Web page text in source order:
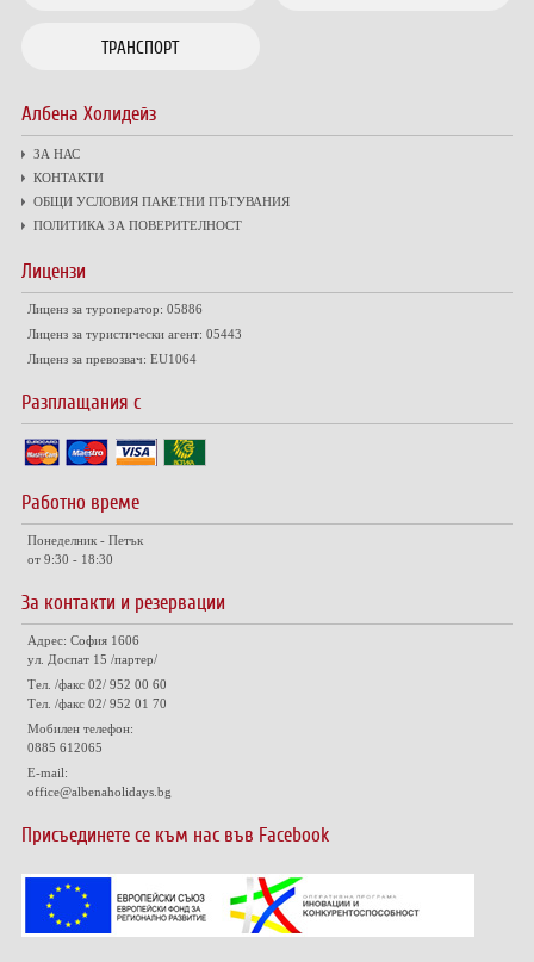
ТРАНСПОРТ
Албена Холидейз
ЗА НАС
КОНТАКТИ
ОБЩИ УСЛОВИЯ ПАКЕТНИ ПЪТУВАНИЯ
ПОЛИТИКА ЗА ПОВЕРИТЕЛНОСТ
Лицензи
Лиценз за туроператор: 05886
Лиценз за туристически агент: 05443
Лиценз за превозвач: EU1064
Разплащания с
Работно време
Понеделник - Петък
от 9:30 - 18:30
За контакти и резервации
Адрес: София 1606
ул. Доспат 15 /партер/
Тел. /факс 02/ 952 00 60
Тел. /факс 02/ 952 01 70
Мобилен телефон:
0885 612065
E-mail:
office@albenaholidays.bg
Присъединете се към нас във Facebook